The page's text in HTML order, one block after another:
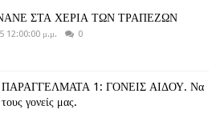
ΣΤΑ ΧΕΡΙΑ ΤΩΝ ΤΡΑΠΕΖΩΝ
12:00:00 μ.μ. 0
1: ΓΟΝΕΙΣ ΑΙΔΟΥ. Να
γονείς μας.